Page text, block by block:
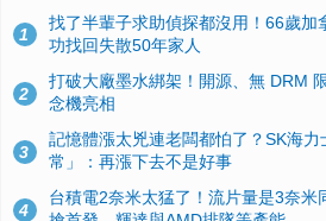
1
找了半輩子求助偵探都沒用！66歲加
功找回失散50年家人
2
打破大廠墨水綁架！開源、無 DRM
念機亮相
3
記憶體漲太兇連老闆都怕了？SK海
常」：再漲下去不是好事
4
台積電2奈米太猛了！流片量是3奈